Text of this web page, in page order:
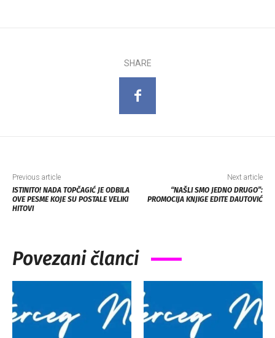
SHARE
Previous article
ISTINITO! NADA TOPČAGIĆ JE ODBILA
OVE PESME KOJE SU POSTALE VELIKI
HITOVI
Next article
“NAŠLI SMO JEDNO DRUGO”:
PROMOCIJA KNJIGE EDITE DAUTOVIĆ
Povezani članci